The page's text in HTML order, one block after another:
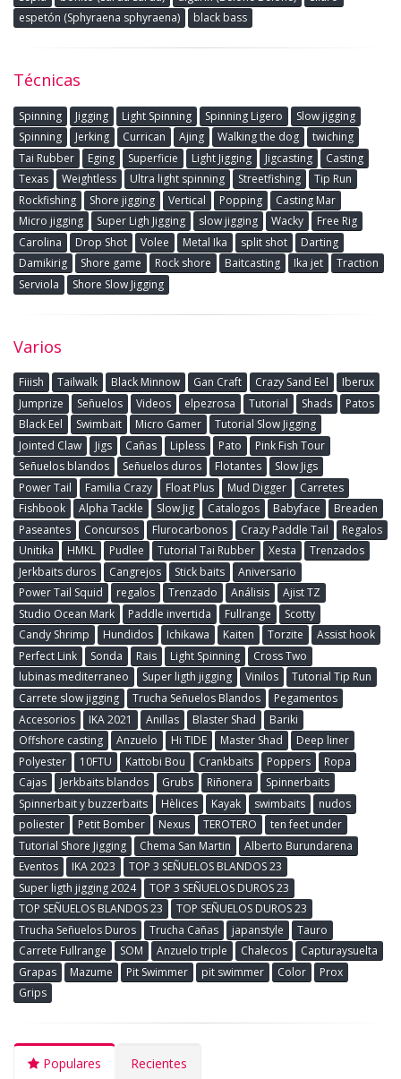
espetón (Sphyraena sphyraena)
black bass
Técnicas
Spinning Jigging Light Spinning Spinning Ligero
Slow jigging
Spinning
Jerking Currican Ajing Walking the dog
twiching
Tai Rubber
Eging Superficie Light Jigging Jigcasting
Casting
Texas
Weightless Ultra light spinning Streetfishing
Tip Run
Rockfishing
Shore jigging Vertical Popping
Casting Mar
Micro jigging
Super Ligh Jigging slow jigging Wacky
Free Rig
Carolina
Drop Shot Volee Metal Ika split shot
Darting
Damikirig
Shore game Rock shore Baitcasting Ika jet
Traction
Serviola
Shore Slow Jigging
Varios
Fiiish Tailwalk Black Minnow Gan Craft Crazy Sand Eel
Iberux
Jumprize
Señuelos Videos elpezrosa Tutorial Shads
Patos
Black Eel
Swimbait Micro Gamer
Tutorial Slow Jigging
Jointed Claw
Jigs Cañas Lipless Pato
Pink Fish Tour
Señuelos blandos
Señuelos duros Flotantes
Slow Jigs
Power Tail
Familia Crazy Float Plus Mud Digger
Carretes
Fishbook
Alpha Tackle Slow Jig Catalogos Babyface
Breaden
Paseantes
Concursos Flurocarbonos Crazy Paddle Tail
Regalos
Unitika
HMKL Pudlee Tutorial Tai Rubber Xesta
Trenzados
Jerkbaits duros
Cangrejos Stick baits
Aniversario
Power Tail Squid
regalos Trenzado Análisis
Ajist TZ
Studio Ocean Mark
Paddle invertida Fullrange
Scotty
Candy Shrimp
Hundidos Ichikawa Kaiten Torzite
Assist hook
Perfect Link
Sonda Rais Light Spinning
Cross Two
lubinas mediterraneo
Super ligth jigging Vinilos
Tutorial Tip Run
Carrete slow jigging
Trucha Señuelos Blandos
Pegamentos
Accesorios
IKA 2021 Anillas Blaster Shad
Bariki
Offshore casting
Anzuelo Hi TIDE Master Shad
Deep liner
Polyester
10FTU Kattobi Bou Crankbaits Poppers
Ropa
Cajas
Jerkbaits blandos Grubs Riñonera
Spinnerbaits
Spinnerbait y buzzerbaits
Hèlices Kayak swimbaits
nudos
poliester
Petit Bomber Nexus TEROTERO
ten feet under
Tutorial Shore Jigging
Chema San Martin
Alberto Burundarena
Eventos
IKA 2023
TOP 3 SEÑUELOS BLANDOS 23
Super ligth jigging 2024
TOP 3 SEÑUELOS DUROS 23
TOP SEÑUELOS BLANDOS 23
TOP SEÑUELOS DUROS 23
Trucha Señuelos Duros
Trucha Cañas japanstyle
Tauro
Carrete Fullrange
SOM Anzuelo triple Chalecos
Capturaysuelta
Grapas
Mazume Pit Swimmer pit swimmer Color
Prox
Grips
Populares Recientes